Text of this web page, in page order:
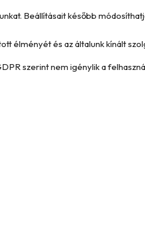
Beállításait később
élményét és az általunk kínált
szerint nem igénylik a